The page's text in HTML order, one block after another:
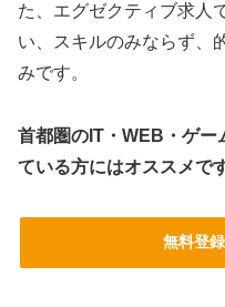
た、エグゼクティブ求人
い、スキルのみならず、
みです。
首都圏のIT・WEB・ゲー
ている方にはオススメです
無料登